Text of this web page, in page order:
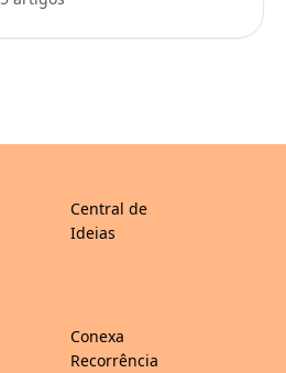
Central de
Ideias
Conexa
Recorrência